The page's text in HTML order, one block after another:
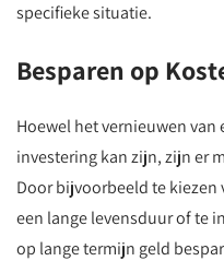
specifieke situatie.
Besparen op
Hoewel het vernieuwen
investering kan zijn, zijn er
Door bijvoorbeeld te
een lange levensduur of te
op lange termijn geld